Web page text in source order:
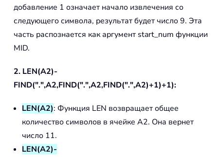
добавление 1 означает начало извлечения со
следующего символа, результат будет число 9. Эта
часть распознается как аргумент start_num функции
MID.
2. LEN(A2)-
FIND(".",A2,FIND(".",A2,FIND(".",A2)+1)+1):
LEN(A2): Функция LEN возвращает общее
количество символов в ячейке A2. Она вернет
число 11.
LEN(A2)-